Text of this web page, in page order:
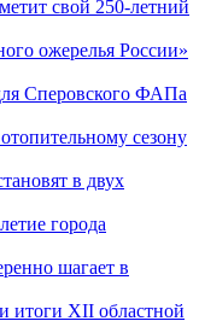
свой 250-летний
ожерелья России»
Сперовского ФАПа
сезону
в двух
города
шагает в
итоги XII областной